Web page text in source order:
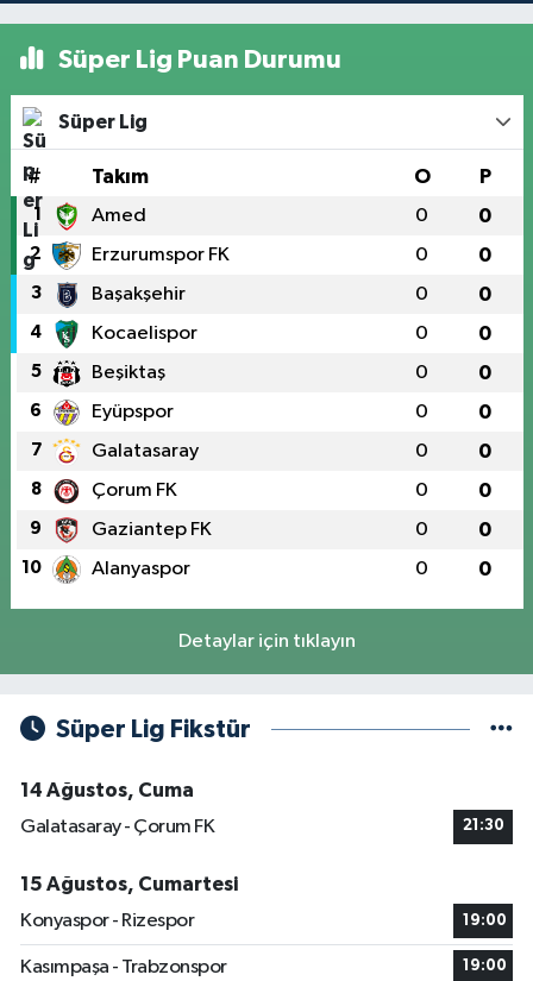
Süper Lig Puan Durumu
Süper Lig
# Takım O P
1 Amed 0 0
2 Erzurumspor FK 0 0
3 Başakşehir 0 0
4 Kocaelispor 0 0
5 Beşiktaş 0 0
6 Eyüpspor 0 0
7 Galatasaray 0 0
8 Çorum FK 0 0
9 Gaziantep FK 0 0
10 Alanyaspor 0 0
Detaylar için tıklayın
Süper Lig Fikstür
14 Ağustos, Cuma
Galatasaray - Çorum FK
21:30
15 Ağustos, Cumartesi
Konyaspor - Rizespor
19:00
Kasımpaşa - Trabzonspor 19:00